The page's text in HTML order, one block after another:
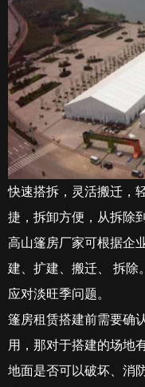
快速搭拆，灵活搬迁，
捷，拆卸方便，从拆除
高山篷房厂家可根据企
建、扩建、搬迁、 拆除
应对淡旺季问题。
篷房租赁搭建前需要确
用，那对于搭建的场地
地面是否可以破坏、消